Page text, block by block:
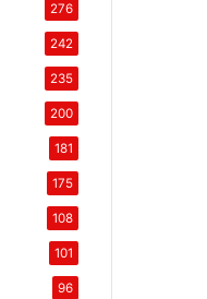
276
242
235
200
181
175
108
101
96